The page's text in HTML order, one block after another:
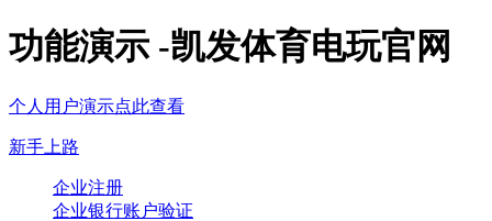
功能演示 -凯发体育电玩官网
个人用户演示点此查看
新手上路
企业注册
企业银行账户验证